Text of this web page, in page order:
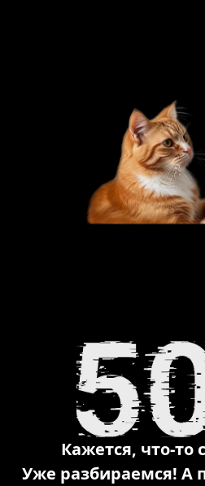
Кажется, что-то
Уже разбираемся! А